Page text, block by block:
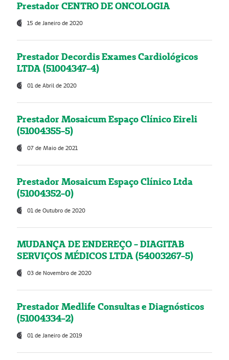
Prestador CENTRO DE ONCOLOGIA
15 de Janeiro de 2020
Prestador Decordis Exames Cardiológicos
LTDA (51004347-4)
01 de Abril de 2020
Prestador Mosaicum Espaço Clínico Eireli
(51004355-5)
07 de Maio de 2021
Prestador Mosaicum Espaço Clínico Ltda
(51004352-0)
01 de Outubro de 2020
MUDANÇA DE ENDEREÇO - DIAGITAB
SERVIÇOS MÉDICOS LTDA (54003267-5)
03 de Novembro de 2020
Prestador Medlife Consultas e Diagnósticos
(51004334-2)
01 de Janeiro de 2019